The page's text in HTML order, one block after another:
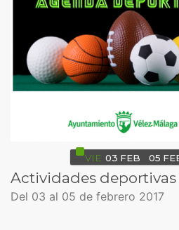
VIE 03 FEB 05
Actividades
Del 03 al 05 de febrero 2017